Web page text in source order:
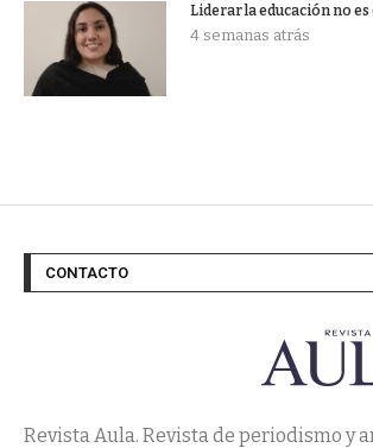
Liderar la educación no
4 semanas atrás
CONTACTO
Revista Aula. Revista de periodismo y